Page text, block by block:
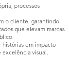
processos
o cliente, garantindo
que elevam marcas
histórias em impacto
excelência visual.